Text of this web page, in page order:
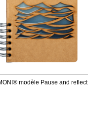
modèle Pause and reflect